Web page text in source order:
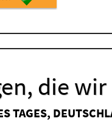
die
TAGES,